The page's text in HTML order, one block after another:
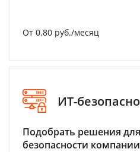
От 0.80 руб./месяц
ИТ-
Подобрать решения
безопасности компании